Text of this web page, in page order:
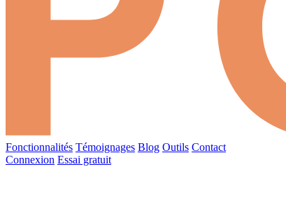
Fonctionnalités Témoignages Blog Outils Contact
Connexion Essai gratuit